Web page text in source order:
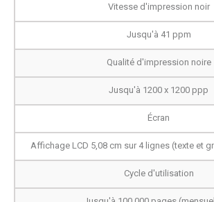
Vitesse d'impression noir
Jusqu'à 41 ppm
Qualité d'impression noire
Jusqu'à 1200 x 1200 ppp
Écran
Affichage LCD 5,08 cm sur 4 lignes (texte et
Cycle d'utilisation